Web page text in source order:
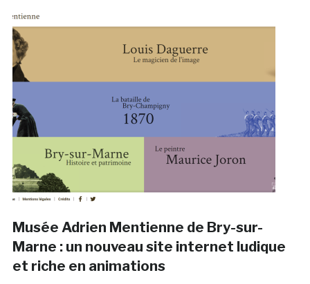
Musée Adrien Mentienne de Bry-sur-
Marne : un nouveau site internet ludique
et riche en animations